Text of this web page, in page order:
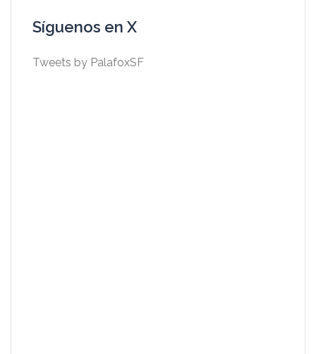
Síguenos en X
Tweets by PalafoxSF